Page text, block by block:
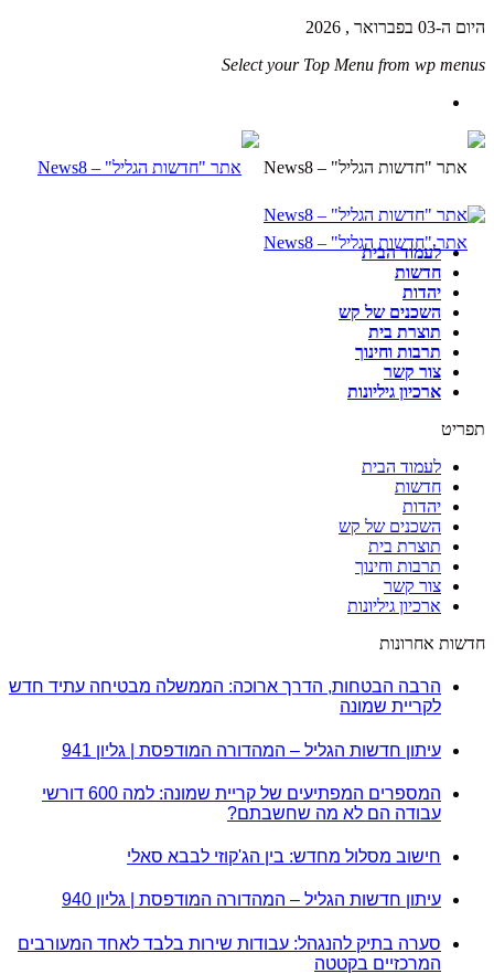
היום ה-03 בפברואר , 2026
Select your Top Menu from wp menus
לעמוד הבית
חדשות
יהדות
השכנים של קש
תוצרת בית
תרבות וחינוך
צור קשר
ארכיון גיליונות
תפריט
לעמוד הבית
חדשות
יהדות
השכנים של קש
תוצרת בית
תרבות וחינוך
צור קשר
ארכיון גיליונות
חדשות אחרונות
הרבה הבטחות, הדרך ארוכה: הממשלה מבטיחה עתיד חדש
לקריית שמונה
עיתון חדשות הגליל – המהדורה המודפסת | גליון 941
המספרים המפתיעים של קריית שמונה: למה 600 דורשי
עבודה הם לא מה שחשבתם?
חישוב מסלול מחדש: בין הג'קוזי לבבא סאלי
עיתון חדשות הגליל – המהדורה המודפסת | גליון 940
סערה בתיק להנגהל: עבודות שירות בלבד לאחד המעורבים
המרכזיים בקטטה